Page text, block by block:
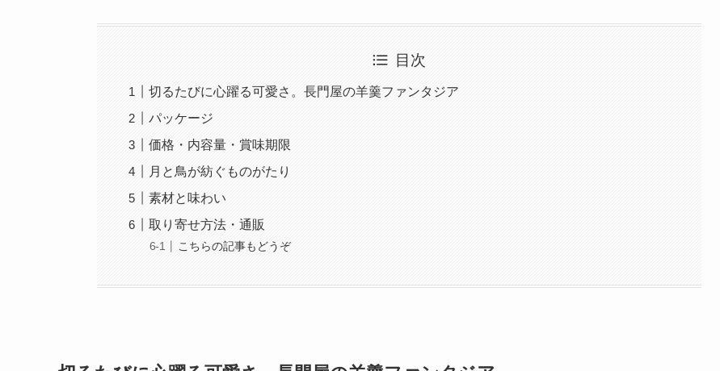
目次
切るたびに心躍る可愛さ。長門屋の羊羹ファンタジア
パッケージ
価格・内容量・賞味期限
月と鳥が紡ぐものがたり
素材と味わい
取り寄せ方法・通販
こちらの記事もどうぞ